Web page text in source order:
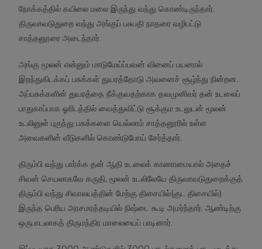
நோக்கத்தில் கயிலை மலை இருந்து வந்து கொண்டிருந்தார்.
திருவாவடுதுறை வந்து அங்குப் பசுபதி நாதரை வழிபட்டு
சாத்தனூரை அடைந்தார்.
அங்கு மூலன் என்னும் மாடுமேய்ப்பவன் வினைப் பயனால்
இறந்துகிடக்கப் பசுக்கள் துயரத்தோடு அவனைச் சூழ்ந்து நின்றன.
அப்பசுக்களின் துயரத்தை நீக்குவதற்காக தவமுனிவர் தன் உடலைப்
பாதுகாப்பாக ஓரிடத்தில் வைத்துவிட்டு சூக்கும உடலுடன் மூலன்
உடலினுள் புகுந்து பசுக்களை யெல்லாம் சாத்தனூரில் உள்ள
அவைகளின் வீடுகளில் கொண்டுபோய் சேர்த்தார்.
திரும்பி வந்து பார்க்க தன் ஆதி உடலைக் காணாமையால் அதைச்
சிவன் செயலாகவே கருதி, மூலன் உடலிலேயே திருவாவடுதுறைக்குத்
திரும்பி வந்து சிவாலயத்தின் மேற்கு திசையில்(குட திசையில்)
இருந்த பெரிய அரசமரத்தடியில் நிஷ்டை கூடி அமர்ந்தார். ஆண்டிற்கு
ஒருபாடலாகத் திருமந்திர மாலையைப் பாடினார்.